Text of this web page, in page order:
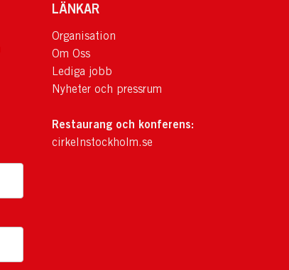
LÄNKAR
Organisation
Om Oss
Lediga jobb
Nyheter och pressrum
Restaurang och konferens:
cirkelnstockholm.se